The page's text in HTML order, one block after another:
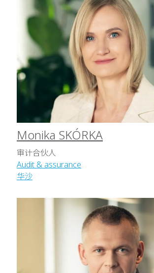
Monika SKÓRKA
审计合伙人
Audit & assurance
华沙